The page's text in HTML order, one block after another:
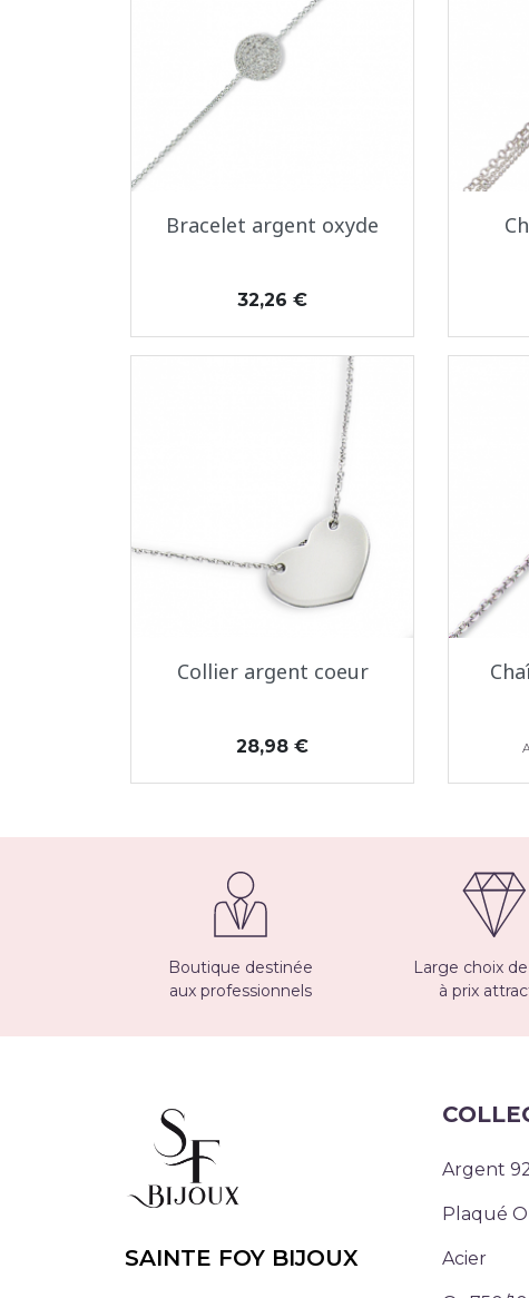
Aperçu rapide
Bracelet argent oxyde
Prix
32,26 €
 Aperçu rapide
Collier argent coeur
Prix
28,98 €
Boutique destinée
aux professionnels
Large choix
à prix
SAINTE FOY BIJOUX
Argent
Plaqué
Acier